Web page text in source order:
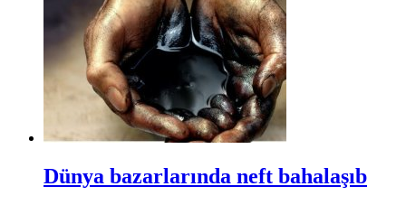
Dünya bazarlarında neft bahalaşıb